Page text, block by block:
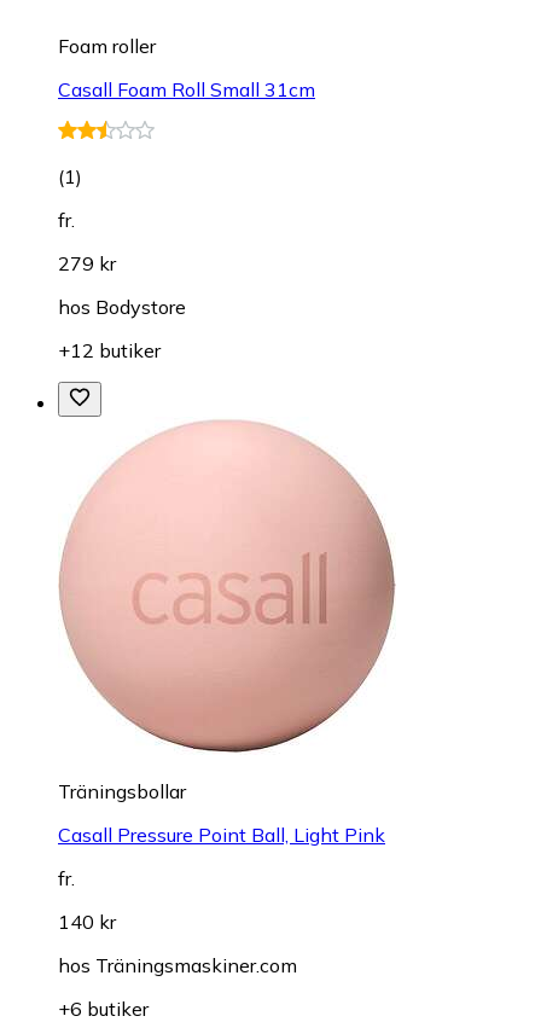
Foam roller
Casall Foam Roll Small 31cm
(1)
fr.
279 kr
hos Bodystore
+12 butiker
Träningsbollar
Casall Pressure Point Ball, Light Pink
fr.
140 kr
hos Träningsmaskiner.com
+6 butiker